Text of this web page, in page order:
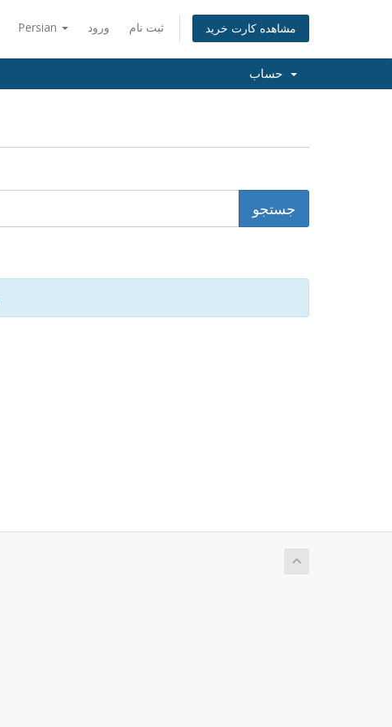
Persian ورود ثبت نام مشاهده کارت خرید